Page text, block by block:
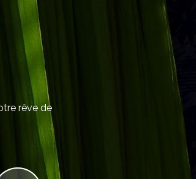
rêve de